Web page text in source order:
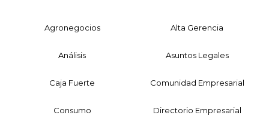
Agronegocios Alta Gerencia
Análisis Asuntos Legales
Caja Fuerte Comunidad Empresarial
Consumo Directorio Empresarial